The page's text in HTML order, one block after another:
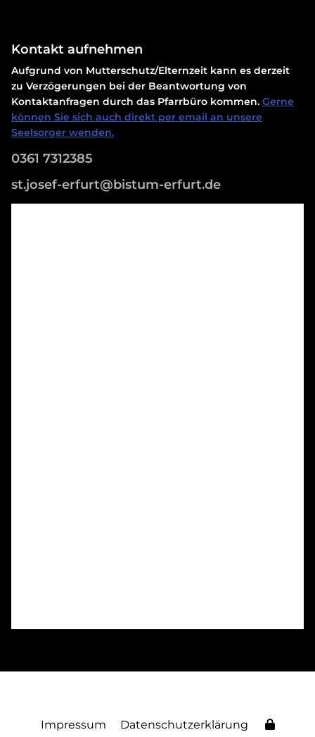
Kontakt aufnehmen
Aufgrund von Mutterschutz/Elternzeit kann es derzeit
zu Verzögerungen bei der Beantwortung von
Kontaktanfragen durch das Pfarrbüro kommen. Gerne
können Sie sich auch direkt per email an unsere
Seelsorger wenden.
0361 7312385
st.josef-erfurt@bistum-erfurt.de
Impressum Datenschutzerklärung